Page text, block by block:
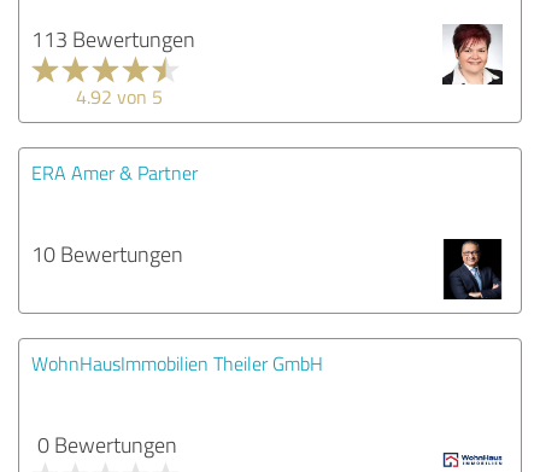
113 Bewertungen
4.92 von 5
ERA Amer & Partner
10 Bewertungen
WohnHausImmobilien Theiler GmbH
0 Bewertungen